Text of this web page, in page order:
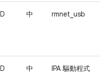
中 rmnet_usb
中 IPA 驅動程式